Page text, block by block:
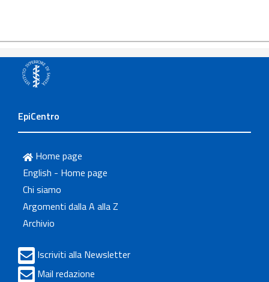
EpiCentro
Home page
English - Home page
Chi siamo
Argomenti dalla A alla Z
Archivio
Iscriviti alla Newsletter
Mail redazione